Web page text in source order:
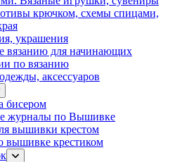
крючком, схемы спицами,
украшения
вязанию для начинающих
по вязанию
аксессуаров
бисером
журналы по Вышивке
вышивки крестом
вышивке крестиком